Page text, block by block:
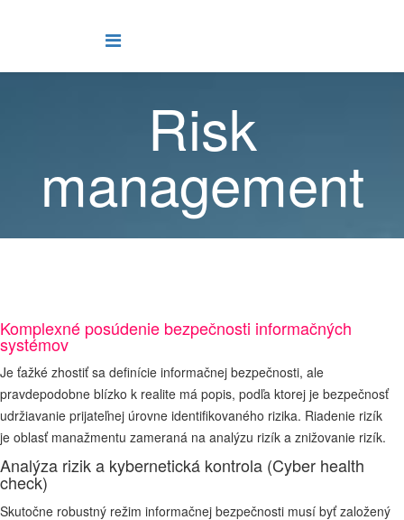
Risk
management
Komplexné posúdenie bezpečnosti informačných
systémov
Je ťažké zhostiť sa definície informačnej bezpečnosti, ale
pravdepodobne blízko k realite má popis, podľa ktorej je bezpečnosť
udržiavanie prijateľnej úrovne identifikovaného rizika. Riadenie rizík
je oblasť manažmentu zameraná na analýzu rizík a znižovanie rizík.
Analýza rizik a kybernetická kontrola (Cyber health
check)
Skutočne robustný režim informačnej bezpečnosti musí byť založený